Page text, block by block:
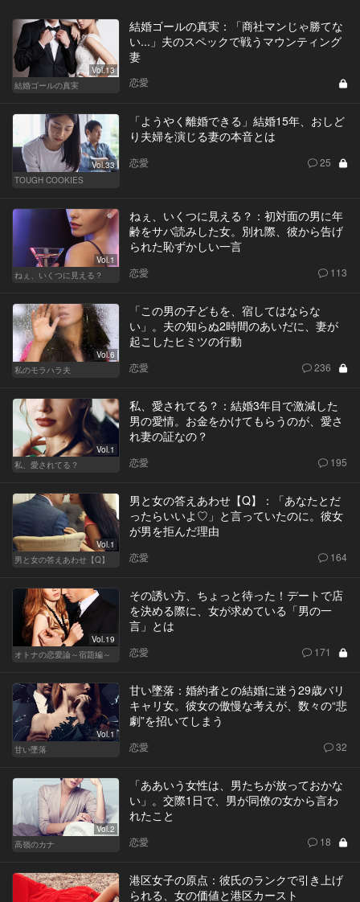
Vol.13
結婚ゴールの真実
結婚ゴールの真実：「商社マンじゃ勝てな
い...」夫のスペックで戦うマウンティング
妻
恋愛
Vol.33
TOUGH COOKIES
「ようやく離婚できる」結婚15年、おしど
り夫婦を演じる妻の本音とは
恋愛 25
Vol.1
ねぇ、いくつに見える？
ねぇ、いくつに見える？：初対面の男に年
齢をサバ読みした女。別れ際、彼から告げ
られた恥ずかしい一言
恋愛 113
Vol.6
私のモラハラ夫
「この男の子どもを、宿してはならな
い」。夫の知らぬ2時間のあいだに、妻が
起こしたヒミツの行動
恋愛 236
Vol.1
私、愛されてる？
私、愛されてる？：結婚3年目で激減した
男の愛情。お金をかけてもらうのが、愛さ
れ妻の証なの？
恋愛 195
Vol.1
男と女の答えあわせ【Q】
男と女の答えあわせ【Q】：「あなたとだ
ったらいいよ♡」と言っていたのに。彼女
が男を拒んだ理由
恋愛 164
Vol.19
オトナの恋愛論～宿題編～
その誘い方、ちょっと待った！デートで店
を決める際に、女が求めている「男の一
言」とは
恋愛 171
Vol.1
甘い墜落
甘い墜落：婚約者との結婚に迷う29歳バリ
キャリ女。彼女の傲慢な考えが、数々の“悲
劇”を招いてしまう
恋愛 32
Vol.2
高嶺のカナ
「ああいう女性は、男たちが放っておかな
い」。交際1日で、男が同僚の女から言わ
れたこと
恋愛 18
港区女子の原点：彼氏のランクで引き上げ
られる、女の価値と港区カースト